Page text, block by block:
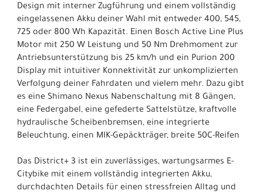
Design mit interner Zugführung und einem vollständig
eingelassenen Akku deiner Wahl mit entweder 400, 545,
725 oder 800 Wh Kapazität. Einen Bosch Active Line Plus
Motor mit 250 W Leistung und 50 Nm Drehmoment zur
Antriebsunterstützung bis 25 km/h und ein Purion 200
Display mit intuitiver Konnektivität zur unkomplizierten
Verfolgung deiner Fahrdaten und vielem mehr. Dazu gibt
es eine Shimano Nexus Nabenschaltung mit 8 Gängen,
eine Federgabel, eine gefederte Sattelstütze, kraftvolle
hydraulische Scheibenbremsen, eine integrierte
Beleuchtung, einen MIK-Gepäckträger, breite 50C-Reifen
Das District+ 3 ist ein zuverlässiges, wartungsarmes E-
Citybike mit einem vollständig integrierten Akku,
durchdachten Details für einen stressfreien Alltag und